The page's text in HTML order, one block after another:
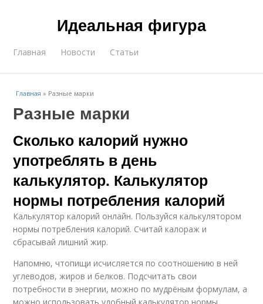
Идеальная фигура
Главная Новости Статьи
Главная » Разные марки
Разные марки
Сколько калорий нужно
употреблять в день
калькулятор. Калькулятор
нормы потребления калорий
Калькулятор калорий онлайн. Пользуйся калькулятором
нормы потребления калорий. Считай калораж и
сбрасывай лишний жир.
Напомню, чтопищи исчисляется по соотношению в ней
углеводов, жиров и белков. Подсчитать свои
потребности в энергии, можно по мудрёным формулам, а